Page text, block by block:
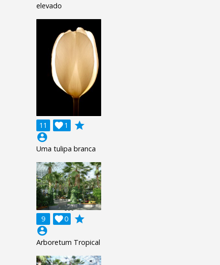
elevado
11 1

grade
account_circle
Uma tulipa branca
9 0

grade
account_circle
Arboretum Tropical